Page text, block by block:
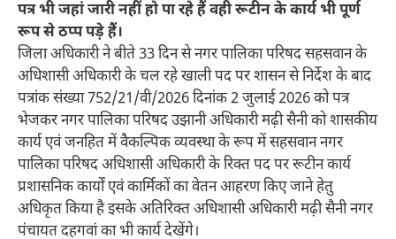
पत्र भी जहां जारी नहीं हो पा रहे हैं वही रूटीन के कार्य भी पूर्ण
रूप से ठप्प पड़े हैं।
जिला अधिकारी ने बीते 33 दिन से नगर पालिका परिषद सहसवान के
अधिशासी अधिकारी के चल रहे खाली पद पर शासन से निर्देश के बाद
पत्रांक संख्या 752/21/वी/2026 दिनांक 2 जुलाई 2026 को पत्र
भेजकर नगर पालिका परिषद उझानी अधिकारी मढ़ी सैनी को शासकीय
कार्य एवं जनहित में वैकल्पिक व्यवस्था के रूप में सहसवान नगर
पालिका परिषद अधिशासी अधिकारी के रिक्त पद पर रूटीन कार्य
प्रशासनिक कार्यों एवं कार्मिकों का वेतन आहरण किए जाने हेतु
अधिकृत किया है इसके अतिरिक्त अधिशासी अधिकारी मढ़ी सैनी नगर
पंचायत दहगवां का भी कार्य देखेंगे।